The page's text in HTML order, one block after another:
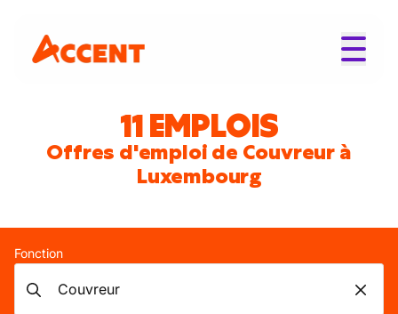
11 EMPLOIS
Offres d'emploi de Couvreur à
Luxembourg
Fonction